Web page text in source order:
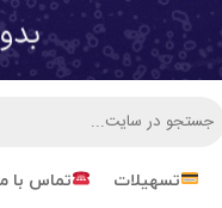
تسهیلات تماس با